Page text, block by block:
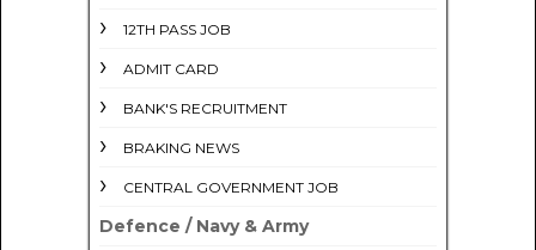
12TH PASS JOB
ADMIT CARD
BANK'S RECRUITMENT
BRAKING NEWS
CENTRAL GOVERNMENT JOB
Defence / Navy & Army